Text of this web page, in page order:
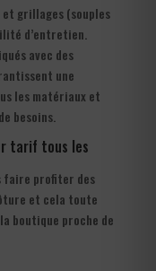
grillages (souples
d’entretien.
avec des
une
les matériaux et
besoins.
tarif tous les
faire profiter des
et cela toute
boutique proche de